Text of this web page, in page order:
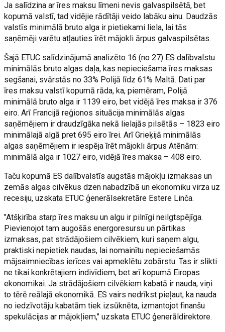
Ja salīdzina ar īres maksu līmeni nevis galvaspilsētā, bet
kopumā valstī, tad vidējie rādītāji veido labāku ainu. Daudzās
valstīs minimālā bruto alga ir pietiekami liela, lai tās
saņēmēji varētu atļauties īrēt mājokli ārpus galvaspilsētas.
Šajā ETUC salīdzinājumā analizēto 16 (no 27) ES dalībvalstu
minimālās bruto algas daļa, kas nepieciešama īres maksas
segšanai, svārstās no 33% Polijā līdz 61% Maltā. Dati par
īres maksu valstī kopumā rāda, ka, piemēram, Polijā
minimālā bruto alga ir 1139 eiro, bet vidējā īres maksa ir 376
eiro. Arī Francijā reģionos situācija minimālās algas
saņēmējiem ir draudzīgāka nekā lielajās pilsētās – 1823 eiro
minimālajā algā pret 695 eiro īrei. Arī Grieķijā minimālās
algas saņēmējiem ir iespēja īrēt mājokli ārpus Atēnām:
minimālā alga ir 1027 eiro, vidējā īres maksa – 408 eiro.
Taču kopumā ES dalībvalstīs augstās mājokļu izmaksas un
zemās algas cilvēkus dzen nabadzībā un ekonomiku virza uz
recesiju, uzskata ETUC ģenerālsekretāre Estere Linča.
"Atšķirība starp īres maksu un algu ir pilnīgi neilgtspējīga.
Pievienojot tam augošās energoresursu un pārtikas
izmaksas, pat strādājošiem cilvēkiem, kuri saņem algu,
praktiski nepietiek naudas, lai nomainītu nepieciešamās
mājsaimniecības ierīces vai apmeklētu zobārstu. Tas ir slikti
ne tikai konkrētajiem indivīdiem, bet arī kopumā Eiropas
ekonomikai. Ja strādājošiem cilvēkiem kabatā ir nauda, viņi
to tērē reālajā ekonomikā. ES vairs nedrīkst pieļaut, ka nauda
no iedzīvotāju kabatām tiek izsūknēta, izmantojot finanšu
spekulācijas ar mājokļiem," uzskata ETUC ģenerāldirektore.